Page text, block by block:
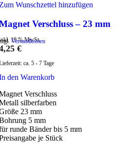
Wunschzettel hinzufügen
Verschluss – 23 mm
19 % MwSt.
Versandkosten
€
ca. 5 - 7 Tage
den Warenkorb
Verschluss
silberfarben
23 mm
5 mm
runde Bänder bis 5 mm
je Stück